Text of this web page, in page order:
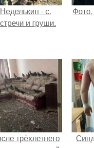
Неделькин - с.
и груши.
Фото,
трёхлетнего